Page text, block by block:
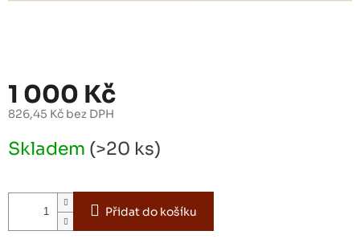
1 000 Kč
826,45 Kč bez DPH
cena:
Skladem (>20 ks)
Přidat do košíku